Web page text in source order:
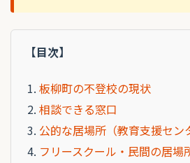
【目次】
板柳町の不登校の現状
相談できる窓口
公的な居場所（教育支援セン
フリースクール・民間の居場